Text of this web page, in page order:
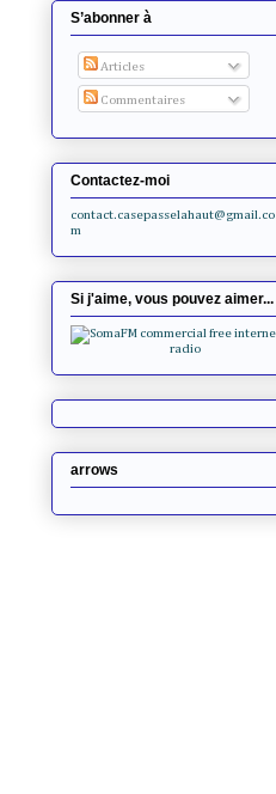
S’abonner à
Articles
Commentaires
Contactez-moi
contact.casepasselahaut@gmail.co
m
Si j'aime, vous pouvez aimer...
arrows